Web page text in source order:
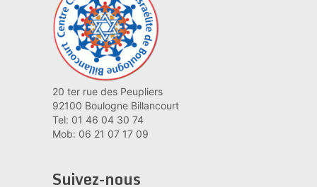
20 ter rue des Peupliers
92100 Boulogne Billancourt
Tel: 01 46 04 30 74
Mob: 06 21 07 17 09
Suivez-nous